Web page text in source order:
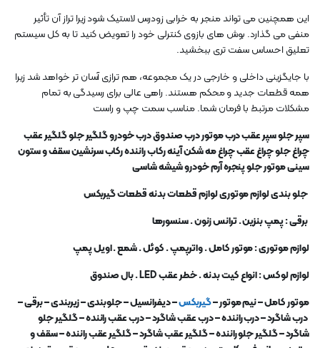
این همچنین می تواند منجر به خرابی زودرس لاستیک شود زیرا تراز آن تأثیر
منفی می گذارد. بوش های بازوی کنترلی خود را تعویض کنید تا به کل سیستم
تعلیق احساس سفت تری ببخشید.
با جایگزینی داخلی و خارجی در یک مجموعه، هم ترازی آسان تر خواهد شد زیرا
همه قطعات جدید و محکم هستند. راهی عالی برای رسیدگی به تمام
مشکلات مرتبط با فرمان شما. مناسب سمت چپ و راست
سپر جلو سپر عقب درب موتور درب صندوق درب خودرو گلگیر جلو گلگیر عقب
چراغ جلو چراغ عقب چراغ مه شکن آینه رکاب راننده رکاب سرنشین سقف و ستون
سینی موتور جلو پنجره آرم خودرو شیشه شاسی
جلو بندی لوازم موتوری لوازم قطعات بدنه قطعات گیربکس
برقی : پمپ بنزین . ترانس زنون . سنسورها
لوازم موتوری : موتور کامل . واترپمپ . کوئل . شمع . اویل پمپ
لوازم لوکس : انواع کیت بدنه . خطر عقبLED .
بال صندوق
موتور کامل–نیم موتور–گیربکس–دیفرانسیل–جلوبندی–زیربندی–برقی–
درب شاگرد–درب راننده–درب عقب شاگرد–درب عقب راننده–گلگیر جلو
شاگرد–گلگیر جلو راننده–گلگیر عقب شاگرد–گلگیر عقب راننده–سقف و